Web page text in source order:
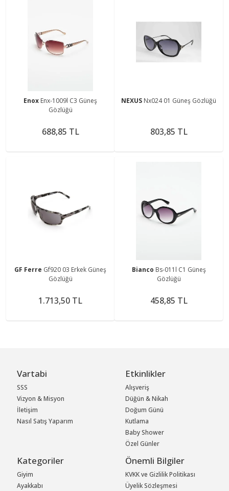
Enox Enx-1009l C3 Güneş
Gözlüğü
688,85 TL
NEXUS Nx024 01 Güneş Gözlüğü
803,85 TL
GF Ferre Gf920 03 Erkek Güneş
Gözlüğü
1.713,50 TL
Bianco Bs-011l C1 Güneş
Gözlüğü
458,85 TL
Vartabi
SSS
Vizyon & Misyon
İletişim
Nasıl Satış Yaparım
Etkinlikler
Alışveriş
Düğün & Nikah
Doğum Günü
Kutlama
Baby Shower
Özel Günler
Kategoriler
Giyim
Ayakkabı
Önemli Bilgiler
KVKK ve Gizlilik Politikası
Üyelik Sözleşmesi